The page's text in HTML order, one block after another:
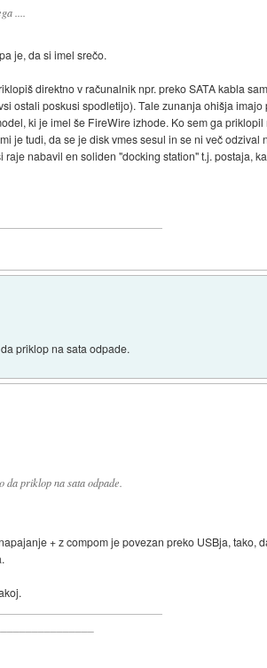
....
je, da si imel srečo.
direktno v računalnik npr. preko SATA kabla
ostali poskusi spodletijo). Tale zunanja ohišja
ki je imel še FireWire izhode. Ko sem ga
je tudi, da se je disk vmes sesul in se ni več
nabavil en soliden "docking station" t.j. postaja,
priklop na sata odpade.
priklop na sata odpade.
+ z compom je povezan preko USBja, tako,